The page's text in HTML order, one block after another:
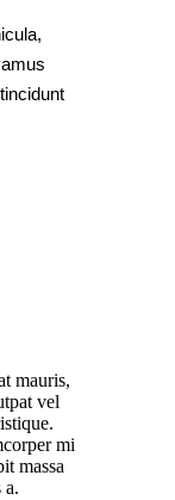
mauris,
vel
mi
massa
a.